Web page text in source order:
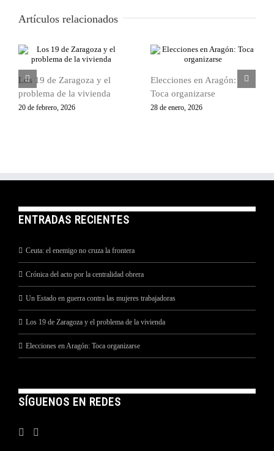
Artículos relacionados
Los 19 de Zaragoza y el
problema de la vivienda
20 de febrero, 2026
Elecciones en Aragón:
Toca organizarse
28 de enero, 2026
ENTRADAS RECIENTES
Ceuta: el enemigo no cruza la frontera
Crónica del acto por la centralidad obrera
Un Estado en guerra contra las mujeres trabajadoras
Los 19 de Zaragoza y el problema de la vivienda
Elecciones en Aragón: Toca organizarse
SÍGUENOS EN REDES